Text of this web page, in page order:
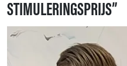
STIMULERINGSPRIJS”